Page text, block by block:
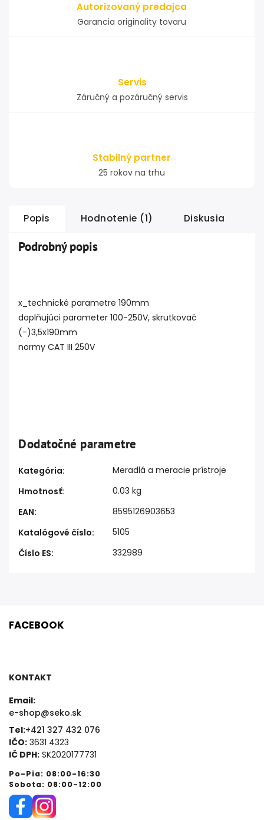
Autorizovaný predajca
Garancia originality tovaru
Servis
Záručný a pozáručný servis
Stabilný partner
25 rokov na trhu
Popis Hodnotenie (1) Diskusia
Podrobný popis
x_technické parametre 190mm
doplňujúci parameter 100-250V, skrutkovač
(-)3,5x190mm
normy CAT III 250V
Dodatočné parametre
Kategória:
Meradlá a meracie prístroje
Hmotnosť:
0.03 kg
EAN:
8595126903653
Katalógové číslo:
5105
Číslo ES: 332989
FACEBOOK
KONTAKT
Email:
e-shop@seko.sk
Tel:+421 327 432 076
IČO: 3631 4323
IČ DPH: SK2020177731
Po-Pia: 08:00-16:30
Sobota: 08:00-12:00